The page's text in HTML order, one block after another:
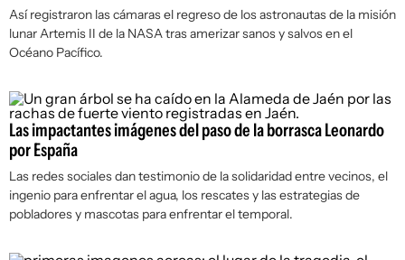
Así registraron las cámaras el regreso de los astronautas de la misión
lunar Artemis II de la NASA tras amerizar sanos y salvos en el
Océano Pacífico.
Las impactantes imágenes del paso de la borrasca Leonardo
por España
Las redes sociales dan testimonio de la solidaridad entre vecinos, el
ingenio para enfrentar el agua, los rescates y las estrategias de
pobladores y mascotas para enfrentar el temporal.